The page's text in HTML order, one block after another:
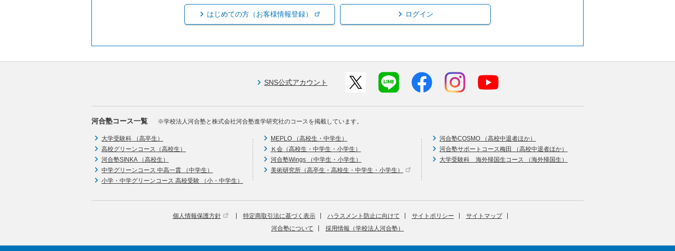
はじめての方（お客様情報登録） ログイン
SNS公式アカウント
河合塾コース一覧 ※学校法人河合塾と株式会社河合塾進学研究社のコースを掲載しています。
大学受験科 （高卒生）
高校グリーンコース（高校生）
河合塾SINKA （高校生）
中学グリーンコース 中高一貫 （中学生）
小学・中学グリーンコース 高校受験 （小・中学生）
MEPLO （高校生・中学生）
Ｋ会（高校生・中学生・小学生）
河合塾Wings （中学生・小学生）
美術研究所（高卒生・高校生・中学生・小学生）
河合塾COSMO （高校中退者ほか）
河合塾サポートコース梅田 （高校中退者ほか）
大学受験科 海外帰国生コース （海外帰国生）
個人情報保護方針 特定商取引法に基づく表示 ハラスメント防止に向けて サイトポリシー
サイトマップ
河合塾について
採用情報（学校法人河合塾）